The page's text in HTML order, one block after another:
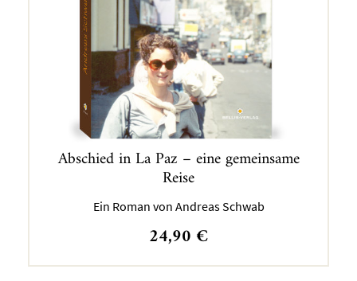
Abschied in La Paz – eine gemeinsame
Reise
Ein Roman von Andreas Schwab
24,90 €